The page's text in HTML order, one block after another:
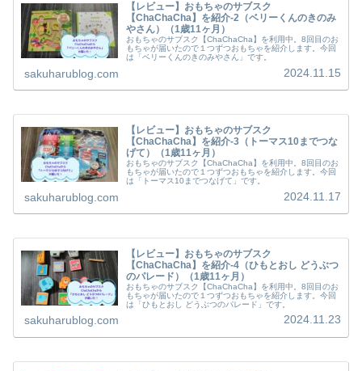
【レビュー】おもちゃのサブスク
【ChaChaCha】を紹介-2（ベリーくんのきのみ
やさん）（1歳11ヶ月）
おもちゃのサブスク【ChaChaCha】を利用中。8回目のお
もちゃが届いたので１つずつおもちゃを紹介します。今回
は「ベリーくんのきのみやさん」です。
sakuharublog.com 2024.11.15
【レビュー】おもちゃのサブスク
【ChaChaCha】を紹介-3（トーマス10までつな
げて）（1歳11ヶ月）
おもちゃのサブスク【ChaChaCha】を利用中。8回目のお
もちゃが届いたので１つずつおもちゃを紹介します。今回
は「トーマス10までつなげて」です。
sakuharublog.com 2024.11.17
【レビュー】おもちゃのサブスク
【ChaChaCha】を紹介-4（ひもとおし どうぶつ
のパレード）（1歳11ヶ月）
おもちゃのサブスク【ChaChaCha】を利用中。8回目のお
もちゃが届いたので１つずつおもちゃを紹介します。今回
は「ひもとおし どうぶつのパレード」です。
sakuharublog.com 2024.11.23